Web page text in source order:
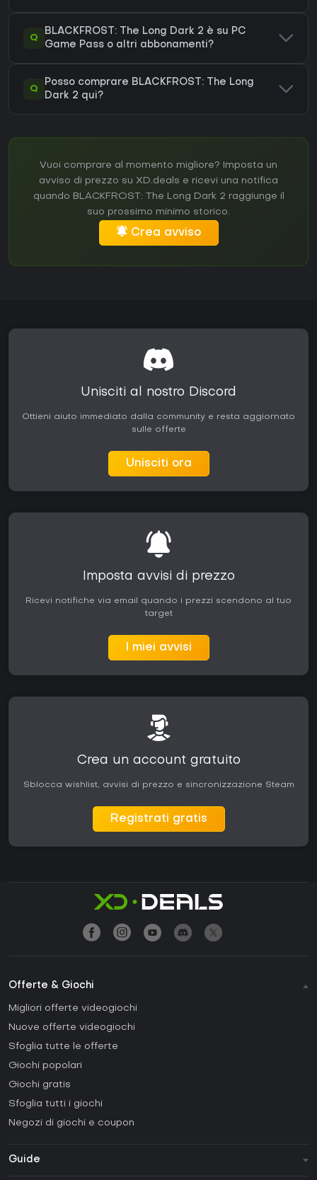
Q
BLACKFROST: The Long Dark 2 è su PC
Game Pass o altri abbonamenti?
Q
Posso comprare BLACKFROST: The Long
Dark 2 qui?
Vuoi comprare al momento migliore? Imposta un
avviso di prezzo su XD.deals e ricevi una notifica
quando BLACKFROST: The Long Dark 2 raggiunge il
suo prossimo minimo storico.
Crea avviso
Unisciti al nostro Discord
Ottieni aiuto immediato dalla community e resta aggiornato
sulle offerte
Unisciti ora
Imposta avvisi di prezzo
Ricevi notifiche via email quando i prezzi scendono al tuo
target
I miei avvisi
Crea un account gratuito
Sblocca wishlist, avvisi di prezzo e sincronizzazione Steam
Registrati gratis
Offerte & Giochi
Migliori offerte videogiochi
Nuove offerte videogiochi
Sfoglia tutte le offerte
Giochi popolari
Giochi gratis
Sfoglia tutti i giochi
Negozi di giochi e coupon
Guide